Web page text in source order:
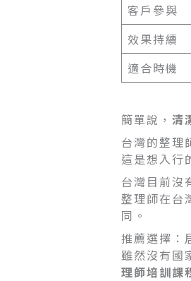
客戶參與
效果持續
適合時機
簡單說， 清
台灣的整理
這是想入行
台灣目前沒
整理師在台
同。
推薦選擇：
雖然沒有國
理師培訓課